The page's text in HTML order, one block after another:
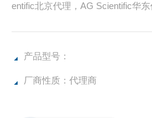
entific北京代理，AG Scientific华
产品型号：
厂商性质：代理商